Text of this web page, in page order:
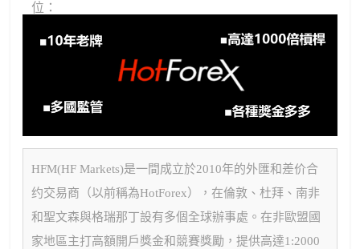
位：
HFM(HF Markets)是一間成立於2010年的外匯和差价合
约交易商（以前稱為HotForex），在倫敦、杜拜、南非
和聖文森與格瑞那丁設有多個全球辦事處。在非歐盟國
家地區主打高額開戶獎金和競賽獎勵，提供高達1:2000